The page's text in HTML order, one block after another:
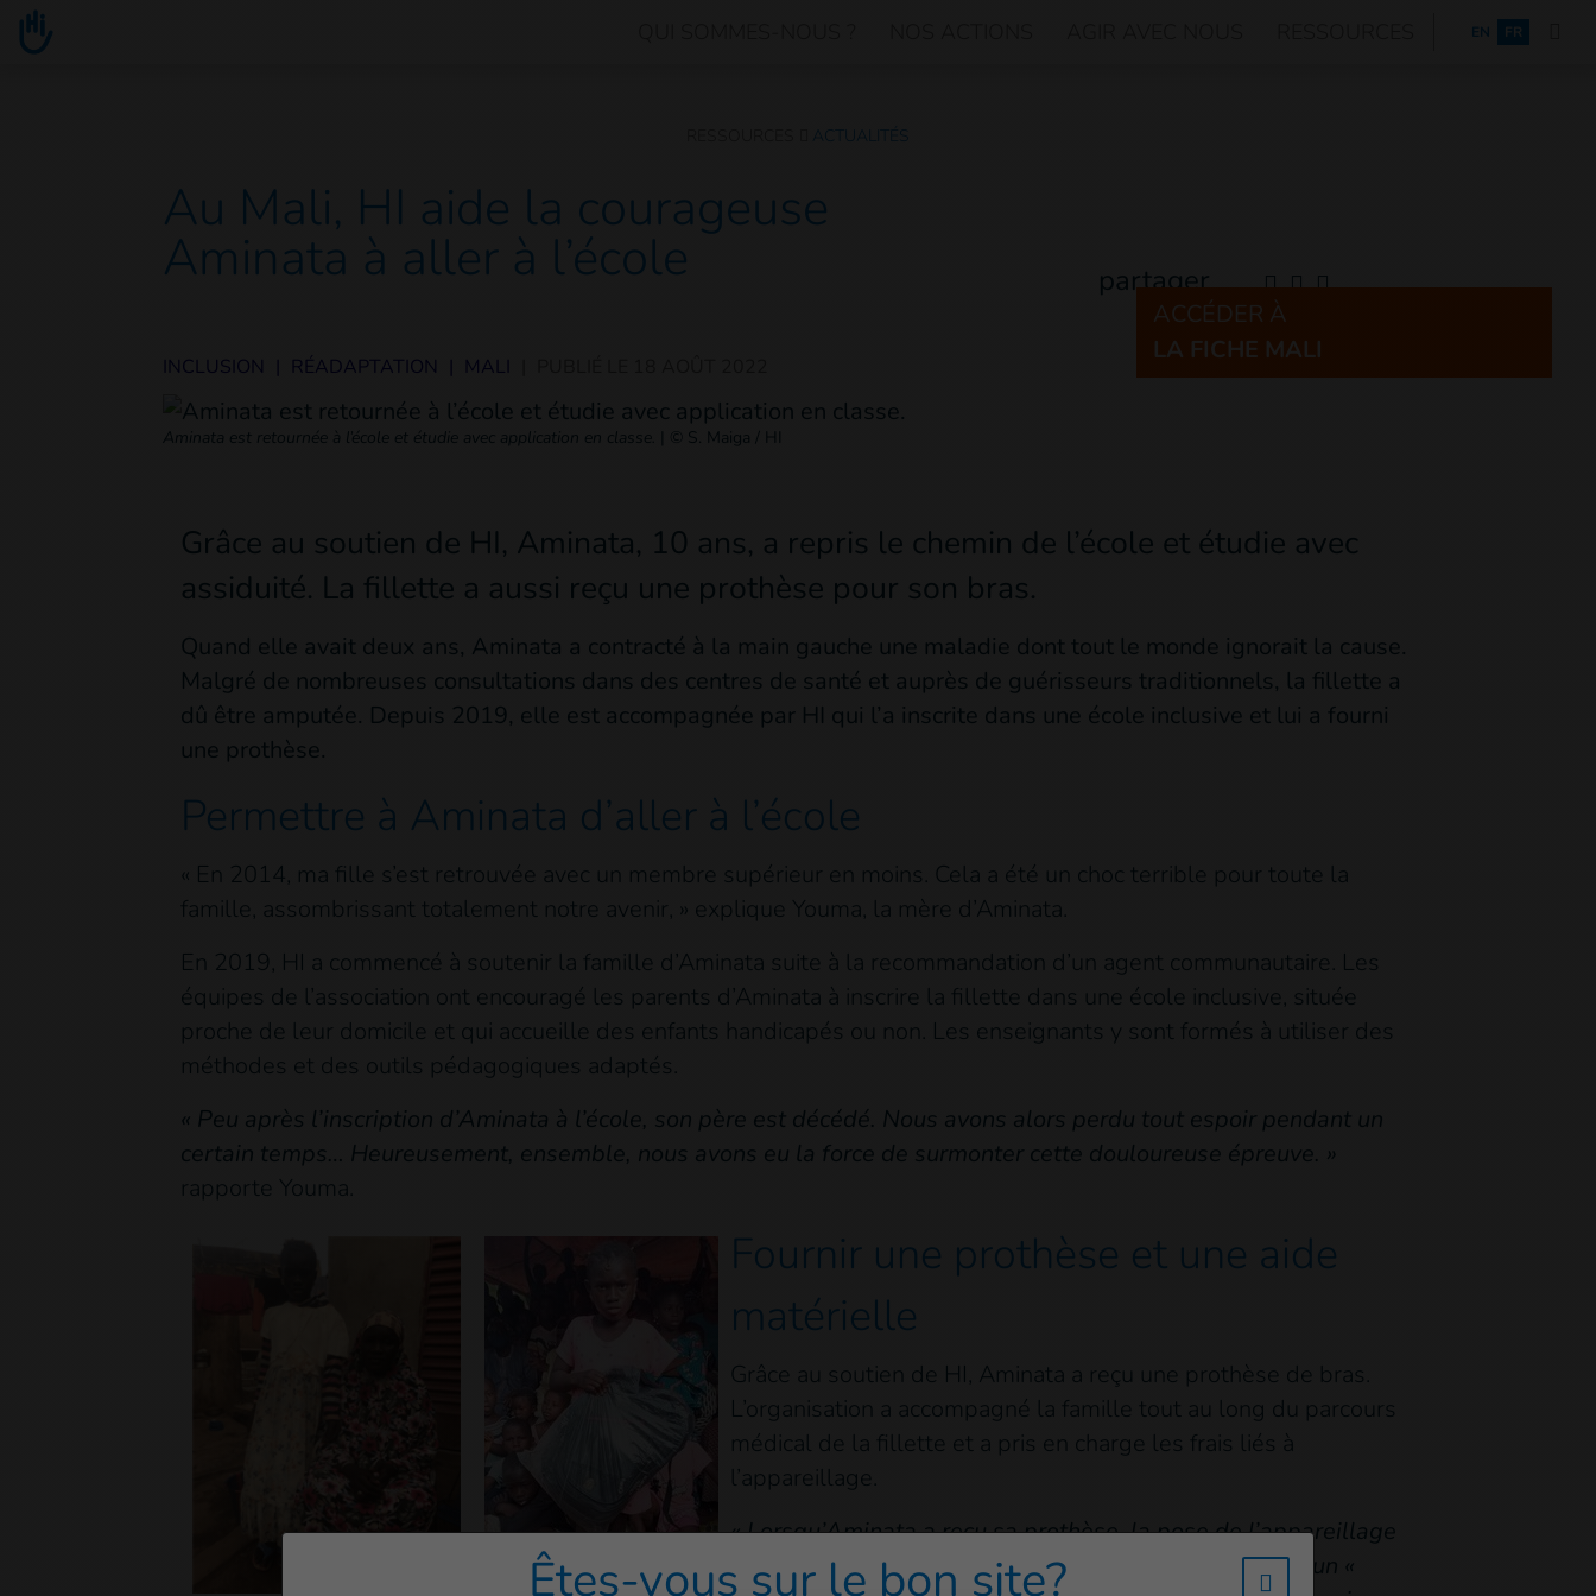
Go to main content ENGLISH
EN FR
ACTUALITÉS
Au Mali, HI aide la courageuse
Aminata à aller à l’école partager
INCLUSION RÉADAPTATION MALI
Aminata est retournée à l’école et étudie avec application en classe. © S. Maiga / HI
ACCÉDER À
LA FICHE MALI
Grâce au soutien de HI, Aminata, 10 ans, a repris le chemin de l’école et étudie avec
assiduité. La fillette a aussi reçu une prothèse pour son bras.
Quand elle avait deux ans, Aminata a contracté à la main gauche une maladie dont tout le monde ignorait la cause.
Malgré de nombreuses consultations dans des centres de santé et auprès de guérisseurs traditionnels, la fillette a
dû être amputée. Depuis 2019, elle est accompagnée par HI qui l’a inscrite dans une école inclusive et lui a fourni
une prothèse.
Permettre à Aminata d’aller à l’école
« En 2014, ma fille s’est retrouvée avec un membre supérieur en moins. Cela a été un choc terrible pour toute la
famille, assombrissant totalement notre avenir, » explique Youma, la mère d’Aminata.
En 2019, HI a commencé à soutenir la famille d’Aminata suite à la recommandation d’un agent communautaire. Les
équipes de l’association ont encouragé les parents d’Aminata à inscrire la fillette dans une école inclusive, située
proche de leur domicile et qui accueille des enfants handicapés ou non. Les enseignants y sont formés à utiliser des
méthodes et des outils pédagogiques adaptés.
« Peu après l’inscription d’Aminata à l’école, son père est décédé. Nous avons alors perdu tout espoir pendant un
certain temps… Heureusement, ensemble, nous avons eu la force de surmonter cette douloureuse épreuve. »
rapporte Youma.
Fournir une prothèse et une aide
matérielle
Grâce au soutien de HI, Aminata a reçu une prothèse de bras.
L’organisation a accompagné la famille tout au long du parcours
médical de la fillette et a pris en charge les frais liés à
l’appareillage.
« Lorsqu’Aminata a reçu sa prothèse, la pose de l’appareillage
nous a beaucoup soulagés. C’était comme si elle avait un «
Êtes-vous sur le bon site?